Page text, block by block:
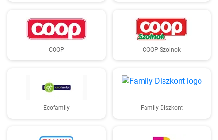
COOP COOP Szolnok
Ecofamily Family Diszkont